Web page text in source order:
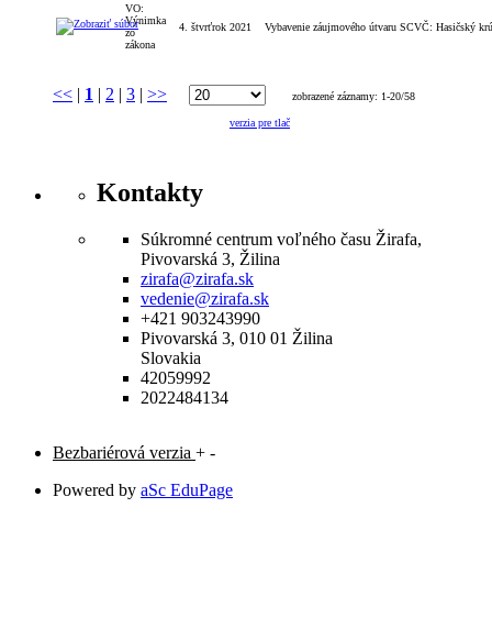
VO:
Výnimka
zo
zákona
4. štvrťrok 2021 Vybavenie záujmového útvaru SCVČ: Hasičský
<< | 1 | 2 | 3 | >> zobrazené záznamy: 1-20/58
verzia pre tlač
Kontakty
Súkromné centrum voľného času Žirafa,
Pivovarská 3, Žilina
zirafa@zirafa.sk
vedenie@zirafa.sk
+421 903243990
Pivovarská 3, 010 01 Žilina
Slovakia
42059992
2022484134
Bezbariérová verzia + -
Powered by aSc EduPage